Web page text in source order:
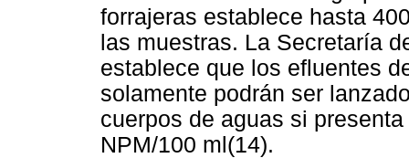
forrajeras establece hasta
las muestras. La Secretaría
establece que los efluentes
solamente podrán ser
cuerpos de aguas si
NPM/100 ml(14).